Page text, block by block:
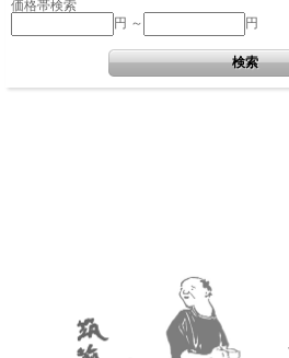
価格帯検索
円 ～
円